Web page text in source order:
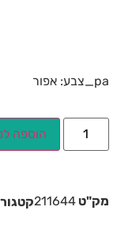
pa_צבע: אפור
הוספה
מק"ט 211644